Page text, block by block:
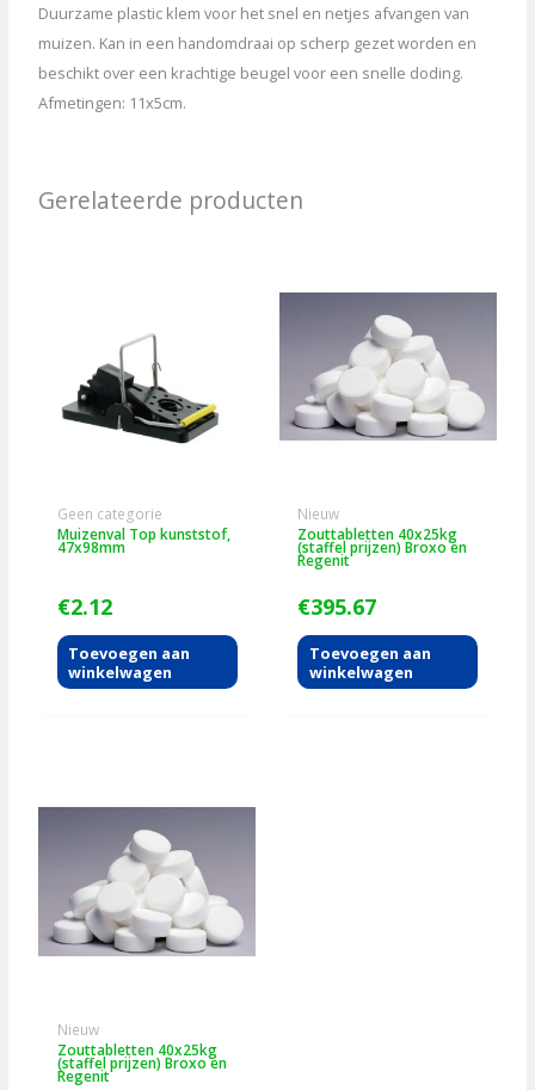
Duurzame plastic klem voor het snel en netjes afvangen van
muizen. Kan in een handomdraai op scherp gezet worden en
beschikt over een krachtige beugel voor een snelle doding.
Afmetingen: 11x5cm.
Gerelateerde producten
Geen categorie
Muizenval Top kunststof,
47x98mm
€2.12
Toevoegen aan
winkelwagen
Nieuw
Zouttabletten 40x25kg
(staffel prijzen) Broxo en
Regenit
€395.67
Toevoegen aan
winkelwagen
Nieuw
Zouttabletten 40x25kg
(staffel prijzen) Broxo en
Regenit